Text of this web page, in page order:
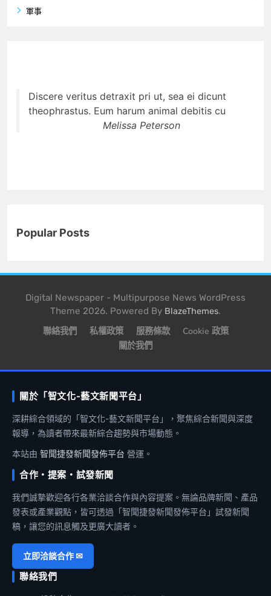
軍事
Discere veritus detraxit pri ut, sea ei dicunt
theophrastus. Eum harum animal debitis cu
Melissa Peterson
Popular Posts
Digital Newspaper - Multipurpose News WordPress
Theme 2026. Powered By BlazeThemes.
聯絡我們 私權政策 服務條款
Cookie 政策
關於我們
關於「智文化-藝文新聞平台」
深耕綜合領域的「智文化-藝文新聞平台」，聚焦綜合新聞與深度
報導，為讀者帶來最新綜合趨勢與市場動態。
本站由 智聞捷發新聞發佈平台 營運。
合作・提案・試發新聞
我們誠摯歡迎各行各業洽談合作與內容提案。無論品牌新聞、產品
發表或產業觀點，皆可透過「智聞捷發新聞發佈平台」試發新聞
稿，讓您的訊息觸及更廣大讀者。
立即洽談合作 ✉
聯絡我們